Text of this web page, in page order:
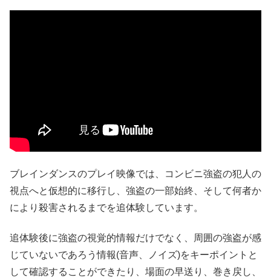
ブレインダンスのプレイ映像では、コンビニ強盗の犯人の
視点へと仮想的に移行し、強盗の一部始終、そして何者か
により殺害されるまでを追体験しています。
追体験後に強盗の視覚的情報だけでなく、周囲の強盗が感
じていないであろう情報(音声、ノイズ)をキーポイントと
して確認することができたり、場面の早送り、巻き戻し、